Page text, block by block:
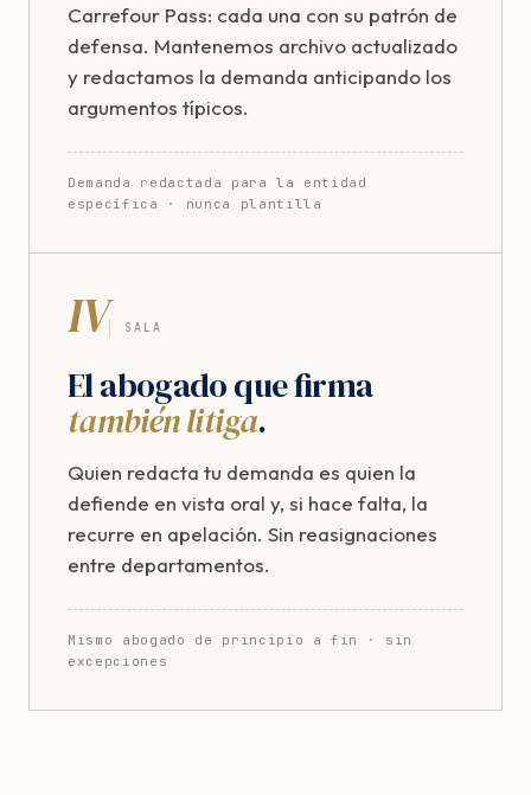
Carrefour Pass: cada una con su patrón de
defensa. Mantenemos archivo actualizado
y redactamos la demanda anticipando los
argumentos típicos.
Demanda redactada para la entidad
específica · nunca plantilla
IV SALA
El abogado que firma
también litiga.
Quien redacta tu demanda es quien la
defiende en vista oral y, si hace falta, la
recurre en apelación. Sin reasignaciones
entre departamentos.
Mismo abogado de principio a fin · sin
excepciones